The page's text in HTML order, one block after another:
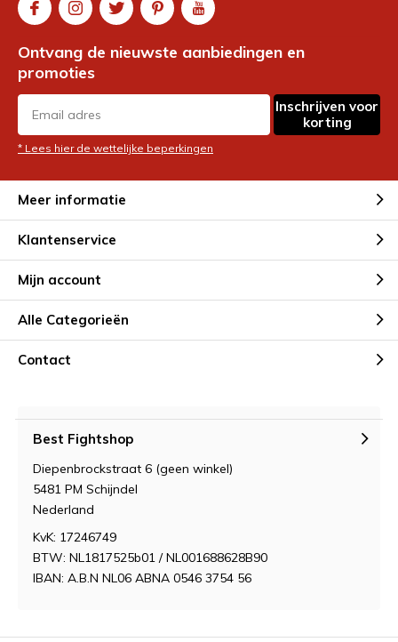
Ontvang de nieuwste aanbiedingen en
promoties
Inschrijven voor
korting
* Lees hier de wettelijke beperkingen
Meer informatie
Klantenservice
Mijn account
Alle Categorieën
Contact
Best Fightshop
Diepenbrockstraat 6 (geen winkel)
5481 PM Schijndel
Nederland
KvK: 17246749
BTW: NL1817525b01 / NL001688628B90
IBAN: A.B.N NL06 ABNA 0546 3754 56